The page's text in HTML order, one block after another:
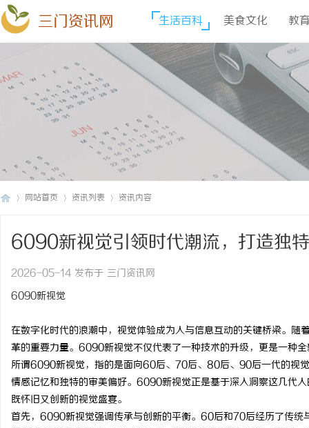
三门资讯网 生活百科 美食文化 教
网站首页 资讯列表 资讯内容
6090新视觉引领时代潮流，打造独
2026-05-14 发布于 三门资讯网
6090新视觉
在数字化时代的浪潮中，视觉体验成为人与信息互动的关键桥梁。
革的重要力量。6090新视觉不仅代表了一种技术的升级，更是一种
所谓6090新视觉，指的是面向60后、70后、80后、90后一代的视
情感记忆和独特的审美偏好。6090新视觉正是基于深入洞察这几代
既怀旧又创新的视觉盛宴。
首先，6090新视觉强调传承与创新的平衡。60后和70后经历了传统